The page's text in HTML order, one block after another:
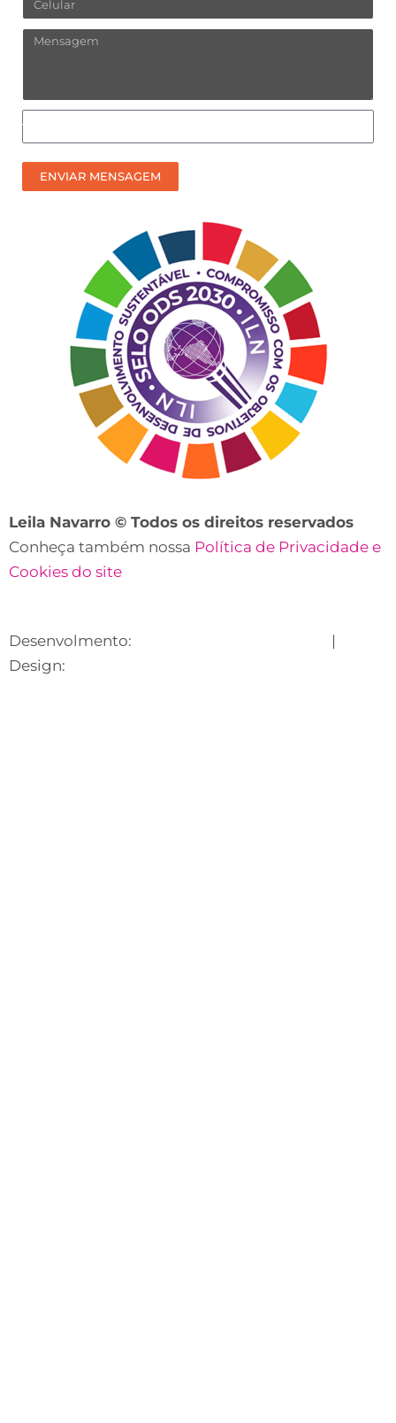
Mensagem
Como
prefere
receber
nosso
ENVIAR MENSAGEM
Leila Navarro © Todos os direitos reservados
Conheça também nossa Política de Privacidade e
Cookies do site
Desenvolmento:
|
Design: